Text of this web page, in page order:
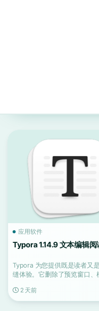
应用软件
Typora 1.14.9 文本编辑阅
Typora 为您提供既是读者又
缝体验。它删除了预览窗口、
2 天前